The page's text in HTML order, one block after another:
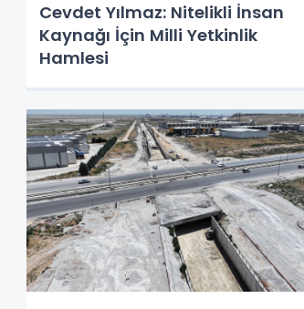
Cevdet Yılmaz: Nitelikli İnsan
Kaynağı İçin Milli Yetkinlik
Hamlesi